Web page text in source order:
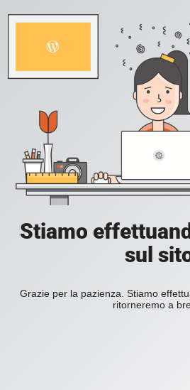
Stiamo
sul
Grazie per la pazienza. Stiamo
ritorneremo a